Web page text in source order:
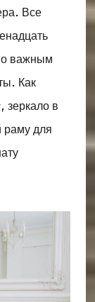
Все
важным
Как
зеркало в
для